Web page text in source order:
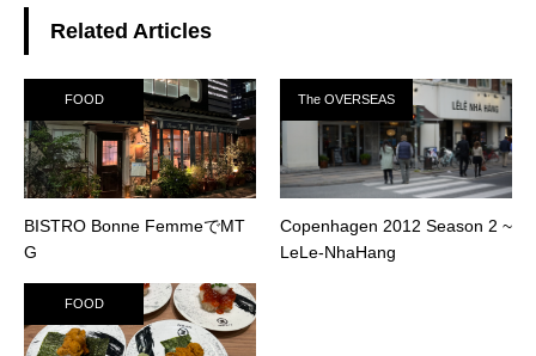
Related Articles
FOOD
BISTRO Bonne FemmeでMT
G
The OVERSEAS
Copenhagen 2012 Season 2 ~
LeLe-NhaHang
FOOD